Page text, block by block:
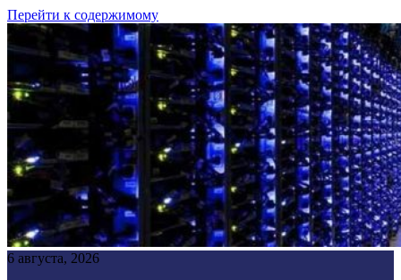
Перейти к содержимому
6 августа, 2026